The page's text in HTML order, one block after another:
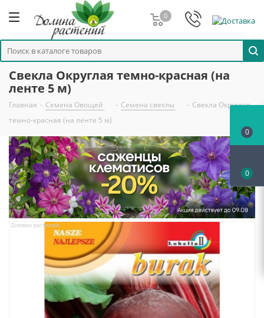
0
Свекла Округлая темно-красная (на
ленте 5 м)
Главная - Семена Овощей - Семена свеклы - Свекла Округлая
темно-красная (на ленте 5 м)
0
0